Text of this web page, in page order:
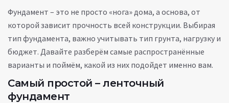
Фундамент – это не просто «нога» дома, а основа, от
которой зависит прочность всей конструкции. Выбирая
тип фундамента, важно учитывать тип грунта, нагрузку и
бюджет. Давайте разберём самые распространённые
варианты и поймём, какой из них подойдет именно вам.
Самый простой – ленточный
фундамент